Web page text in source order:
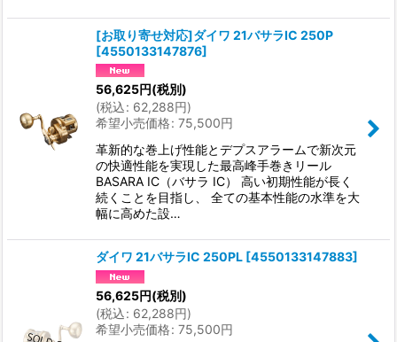
[お取り寄せ対応]ダイワ 21バサラIC 250P
[4550133147876]
56,625円(税別)
(税込: 62,288円)
希望小売価格: 75,500円
革新的な巻上げ性能とデプスアラームで新次元
の快適性能を実現した最高峰手巻きリール
BASARA IC（バサラ IC） 高い初期性能が長く
続くことを目指し、 全ての基本性能の水準を大
幅に高めた設…
ダイワ 21バサラIC 250PL [4550133147883]
56,625円(税別)
(税込: 62,288円)
希望小売価格: 75,500円